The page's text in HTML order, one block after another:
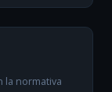
la normativa